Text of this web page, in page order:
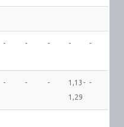
- - - - -
- - -
1,13-
1,29
-